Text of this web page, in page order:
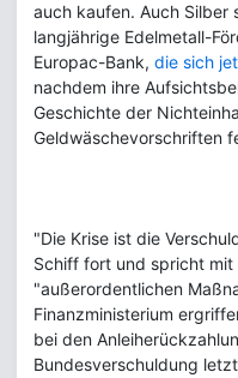
auch kaufen. Auch Silber
langjährige Edelmetall-
Europac-Bank, die sich
nachdem ihre
Geschichte der
Geldwäschevorschriften
"Die Krise ist die
Schiff fort und spricht mit
"außerordentlichen
Finanzministerium
bei den
Bundesverschuldung